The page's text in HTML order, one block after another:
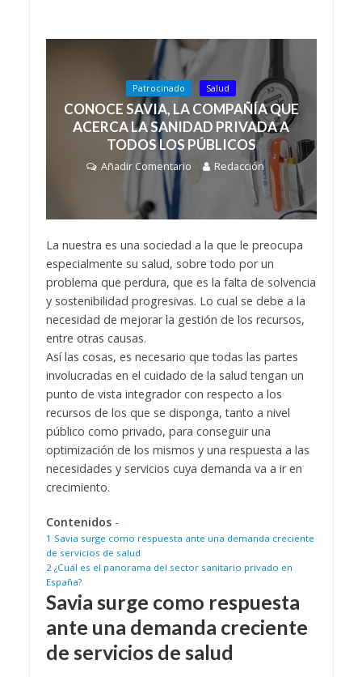
Patrocinado Salud
CONOCE SAVIA, LA COMPAÑÍA QUE
ACERCA LA SANIDAD PRIVADA A
TODOS LOS PÚBLICOS
Añadir Comentario Redacción
La nuestra es una sociedad a la que le preocupa
especialmente su salud, sobre todo por un
problema que perdura, que es la falta de solvencia
y sostenibilidad progresivas. Lo cual se debe a la
necesidad de mejorar la gestión de los recursos,
entre otras causas.
Así las cosas, es necesario que todas las partes
involucradas en el cuidado de la salud tengan un
punto de vista integrador con respecto a los
recursos de los que se disponga, tanto a nivel
público como privado, para conseguir una
optimización de los mismos y una respuesta a las
necesidades y servicios cuya demanda va a ir en
crecimiento.
Contenidos -
1 Savia surge como respuesta ante una demanda creciente
de servicios de salud
2 ¿Cuál es el panorama del sector sanitario privado en
España?
Savia surge como respuesta
ante una demanda creciente
de servicios de salud